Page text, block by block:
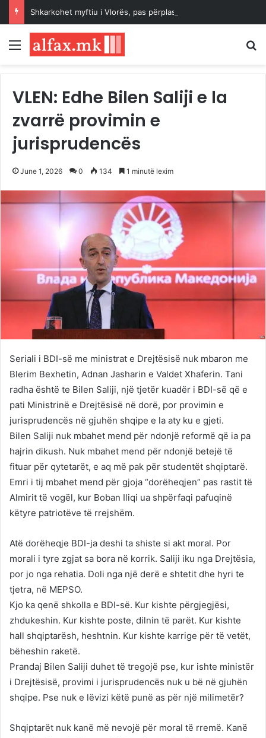
Menu
VLEN: Edhe Bilen Saliji e la
zvarrë provimin e
jurisprudencës
June 1, 2026 0 134 1 minutë lexim
Seriali i BDI-së me ministrat e Drejtësisë nuk mbaron me
Blerim Bexhetin, Adnan Jasharin e Valdet Xhaferin. Tani
radha është te Bilen Saliji, një tjetër kuadër i BDI-së që e
pati Ministrinë e Drejtësisë në dorë, por provimin e
jurisprudencës në gjuhën shqipe e la aty ku e gjeti.
Bilen Saliji nuk mbahet mend për ndonjë reformë që ia pa
hajrin dikush. Nuk mbahet mend për ndonjë betejë të
fituar për qytetarët, e aq më pak për studentët shqiptarë.
Emri i tij mbahet mend për gjoja “dorëheqjen” pas rastit të
Almirit të vogël, kur Boban Iliqi ua shpërfaqi pafuqinë
këtyre patriotëve të rrejshëm.
Atë dorëheqje BDI-ja deshi ta shiste si akt moral. Por
morali i tyre zgjat sa bora në korrik. Saliji iku nga Drejtësia,
por jo nga rehatia. Doli nga një derë e shtetit dhe hyri te
tjetra, në MEPSO.
Kjo ka qenë shkolla e BDI-së. Kur kishte përgjegjësi,
zhdukeshin. Kur kishte poste, dilnin të parët. Kur kishte
hall shqiptarësh, heshtnin. Kur kishte karrige për të vetët,
bëheshin raketë.
Prandaj Bilen Saliji duhet të tregojë pse, kur ishte ministër
i Drejtësisë, provimi i jurisprudencës nuk u bë në gjuhën
shqipe. Pse nuk e lëvizi këtë punë as për një milimetër?
Shqiptarët nuk kanë më nevojë për moral të rremë. Kanë